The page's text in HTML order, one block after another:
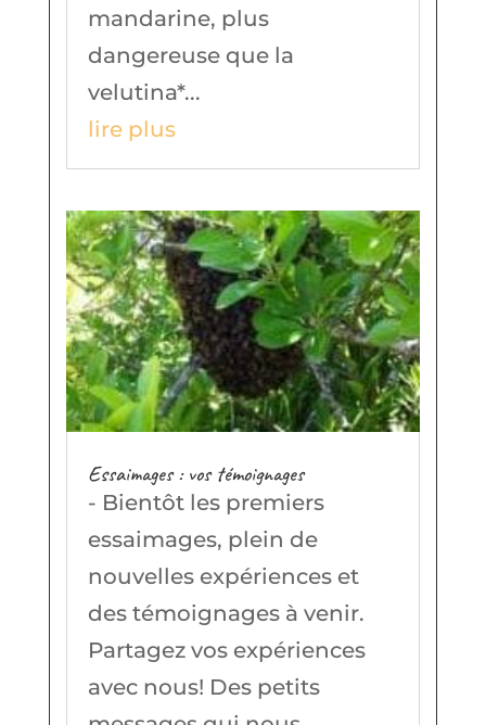
mandarine, plus
dangereuse que la
velutina*...
lire plus
Essaimages : vos témoignages
- Bientôt les premiers
essaimages, plein de
nouvelles expériences et
des témoignages à venir.
Partagez vos expériences
avec nous! Des petits